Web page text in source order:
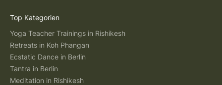
Top Kategorien
Yoga Teacher Trainings in Rishikesh
Retreats in Koh Phangan
Ecstatic Dance in Berlin
Tantra in Berlin
Meditation in Rishikesh